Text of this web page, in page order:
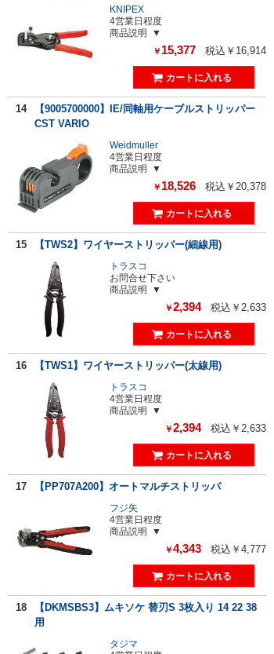
KNIPEX
4営業日程度
商品説明
￥ 15,377 税込￥16,914
14
【9005700000】IE/同軸用ケーブルストリッパー
CST VARIO
Weidmuller
4営業日程度
商品説明
￥ 18,526 税込￥20,378
15 【TWS2】ワイヤーストリッパー(細線用)
トラスコ
お問合せ下さい
商品説明
￥2,394 税込￥2,633
16 【TWS1】ワイヤーストリッパー(太線用)
トラスコ
4営業日程度
商品説明
￥2,394 税込￥2,633
17 【PP707A200】オートマルチストリッパ
フジ矢
4営業日程度
商品説明
￥4,343 税込￥4,777
18
【DKMSBS3】ムキソケ 替刃S 3枚入り 14 22 38
用
タジマ